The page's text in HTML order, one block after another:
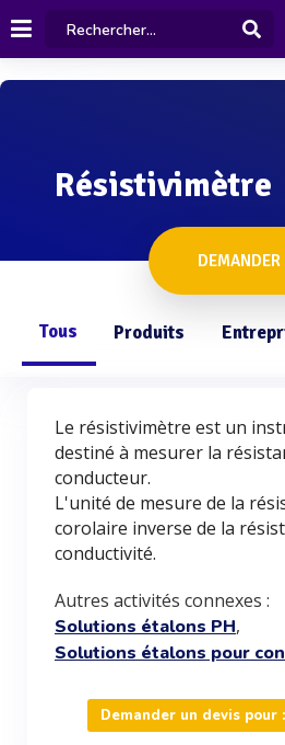
Résistivimètre
DEMANDER
Tous Produits
Le résistivimètre est un
destiné à mesurer la
conducteur.
L'unité de mesure de la
corolaire inverse de la
conductivité.
Autres activités connexes :
Solutions étalons PH,
Solutions étalons pour
Demander un devis